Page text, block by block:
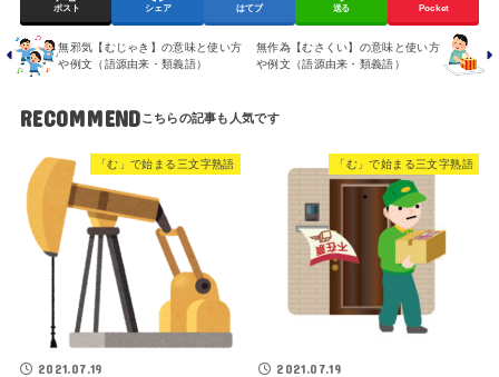
ポスト シェア はてブ 送る Pocket
無邪気【むじゃき】の意味と使い方
や例文（語源由来・類義語）
無作為【むさくい】の意味と使い方
や例文（語源由来・類義語）
RECOMMEND
「む」で始まる三文字熟語
2021.07.19
「む」で始まる三文字熟語
2021.07.19